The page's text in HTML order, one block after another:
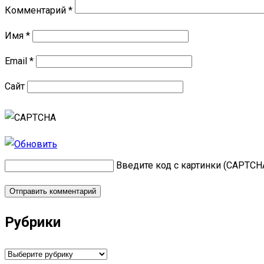
Комментарий *
Имя *
Email *
Сайт
Введите код с картинки
Рубрики
Рубрики